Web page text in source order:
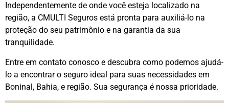
Independentemente de onde você esteja localizado na
região, a CMULTI Seguros está pronta para auxiliá-lo na
proteção do seu patrimônio e na garantia da sua
tranquilidade.
Entre em contato conosco e descubra como podemos ajudá-
lo a encontrar o seguro ideal para suas necessidades em
Boninal, Bahia, e região. Sua segurança é nossa prioridade.